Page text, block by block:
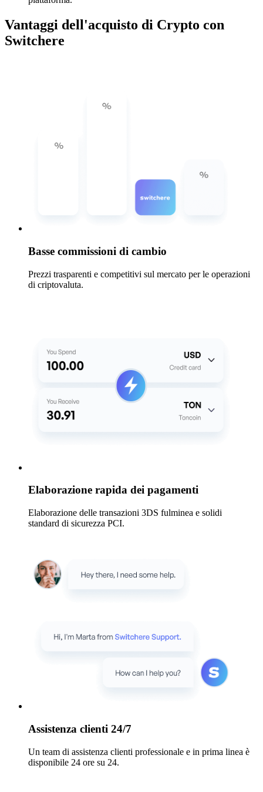
Vantaggi dell'acquisto di Crypto con
Switchere
Basse commissioni di cambio
Prezzi trasparenti e competitivi sul mercato per le operazioni
di criptovaluta.
Elaborazione rapida dei pagamenti
Elaborazione delle transazioni 3DS fulminea e solidi
standard di sicurezza PCI.
Assistenza clienti 24/7
Un team di assistenza clienti professionale e in prima linea è
disponibile 24 ore su 24.